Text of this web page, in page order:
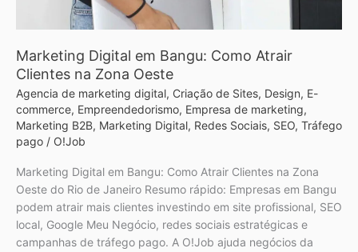
Marketing Digital em Bangu: Como Atrair
Clientes na Zona Oeste
Agencia de marketing digital, Criação de Sites, Design, E-
commerce, Empreendedorismo, Empresa de marketing,
Marketing B2B, Marketing Digital, Redes Sociais, SEO, Tráfego
pago / O!Job
Marketing Digital em Bangu: Como Atrair Clientes na Zona
Oeste do Rio de Janeiro Resumo rápido: Empresas em Bangu
podem atrair mais clientes investindo em site profissional, SEO
local, Google Meu Negócio, redes sociais estratégicas e
campanhas de tráfego pago. A O!Job ajuda negócios da